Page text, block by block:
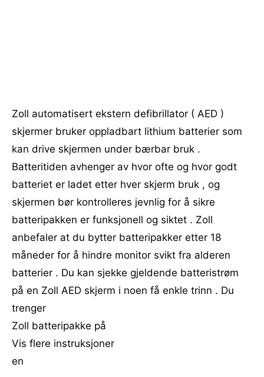
Zoll automatisert ekstern defibrillator ( AED )
skjermer bruker oppladbart lithium batterier som
kan drive skjermen under bærbar bruk .
Batteritiden avhenger av hvor ofte og hvor godt
batteriet er ladet etter hver skjerm bruk , og
skjermen bør kontrolleres jevnlig for å sikre
batteripakken er funksjonell og siktet . Zoll
anbefaler at du bytter batteripakker etter 18
måneder for å hindre monitor svikt fra alderen
batterier . Du kan sjekke gjeldende batteristrøm
på en Zoll AED skjerm i noen få enkle trinn . Du
trenger
Zoll batteripakke på
Vis flere instruksjoner
en